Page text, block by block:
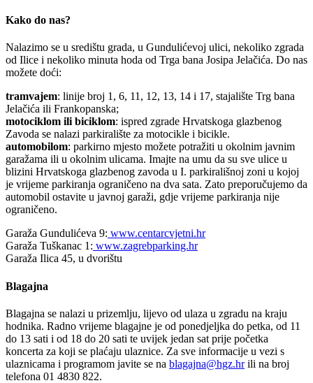
Kako do nas?
Nalazimo se u središtu grada, u Gundulićevoj ulici, nekoliko zgrada
od Ilice i nekoliko minuta hoda od Trga bana Josipa Jelačića. Do nas
možete doći:
tramvajem: linije broj 1, 6, 11, 12, 13, 14 i 17, stajalište Trg bana
Jelačića ili Frankopanska;
motociklom ili biciklom: ispred zgrade Hrvatskoga glazbenog
Zavoda se nalazi parkiralište za motocikle i bicikle.
automobilom: parkirno mjesto možete potražiti u okolnim javnim
garažama ili u okolnim ulicama. Imajte na umu da su sve ulice u
blizini Hrvatskoga glazbenog zavoda u I. parkirališnoj zoni u kojoj
je vrijeme parkiranja ograničeno na dva sata. Zato preporučujemo da
automobil ostavite u javnoj garaži, gdje vrijeme parkiranja nije
ograničeno.
Garaža Gundulićeva 9: www.centarcvjetni.hr
Garaža Tuškanac 1: www.zagrebparking.hr
Garaža Ilica 45, u dvorištu
Blagajna
Blagajna se nalazi u prizemlju, lijevo od ulaza u zgradu na kraju
hodnika. Radno vrijeme blagajne je od ponedjeljka do petka, od 11
do 13 sati i od 18 do 20 sati te uvijek jedan sat prije početka
koncerta za koji se plaćaju ulaznice. Za sve informacije u vezi s
ulaznicama i programom javite se na blagajna@hgz.hrili na broj
telefona 01 4830 822.